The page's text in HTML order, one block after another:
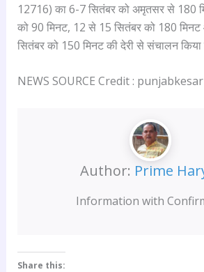
12716) का 6-7 सितंबर को अमृतसर से 180
को 90 मिनट, 12 से 15 सितंबर को 180
सितंबर को 150 मिनट की देरी से संचालन किया
NEWS SOURCE Credit :
Author: Prime
Information with
Share this: